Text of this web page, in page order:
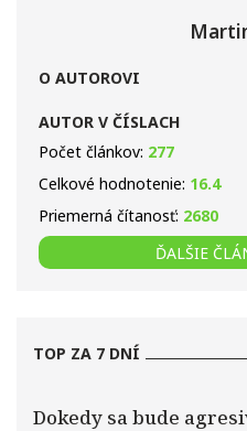
O AUTOROVI
AUTOR V ČÍSLACH
Počet článkov: 277
Celkové hodnotenie: 16.4
Priemerná čítanosť: 2680
ĎALŠIE
TOP ZA 7 DNÍ
Dokedy sa bude